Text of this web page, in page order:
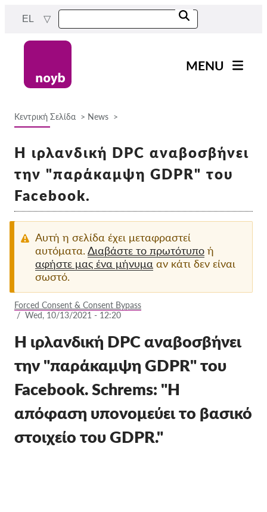
content
EL
MENU
Η δουλειά μας
Έργα
Exercise your rights!
Στήριξέ μας!
Ιδιότητα μέλους
Δωρεές
Σύνδεση Μέλους
Σχετικά με εμάς
Ομάδα
Κεντρική Σελίδα News
Η ιρλανδική DPC αναβοσβήνει
την "παράκαμψη GDPR" του
Facebook.
Αυτή η σελίδα έχει μεταφραστεί
αυτόματα. Διαβάστε το πρωτότυπο ή
αφήστε μας ένα μήνυμα αν κάτι δεν είναι
σωστό.
Forced Consent & Consent Bypass
/ Wed, 10/13/2021 - 12:20
Η ιρλανδική DPC αναβοσβήνει
την "παράκαμψη GDPR" του
Facebook. Schrems: "Η
απόφαση υπονομεύει το βασικό
στοιχείο του GDPR."